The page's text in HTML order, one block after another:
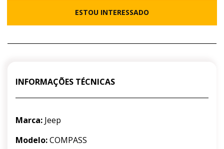
ESTOU INTERESSADO
INFORMAÇÕES TÉCNICAS
Marca: Jeep
Modelo:COMPASS